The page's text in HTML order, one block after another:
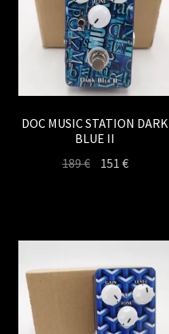
DOC MUSIC STATION DARK
BLUE II
189€ Le
189 €.
151 €Le
151 €.